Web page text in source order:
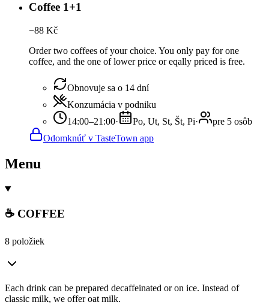
Coffee 1+1
−88 Kč
Order two coffees of your choice. You only pay for one
coffee, and the one of lower price or eqally priced is free.
Obnovuje sa o 14 dní
Konzumácia v podniku
14:00–21:00· Po, Ut, St, Št, Pi·
pre 5 osôb
Odomknúť v TasteTown app
Menu
☕ COFFEE
8 položiek
Each drink can be prepared decaffeinated or on ice. Instead of
classic milk, we offer oat milk.